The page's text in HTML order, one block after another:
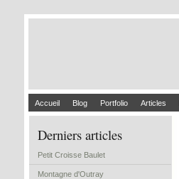
Accueil Blog Portfolio Articles
Derniers articles
Petit Croisse Baulet
Montagne d'Outray